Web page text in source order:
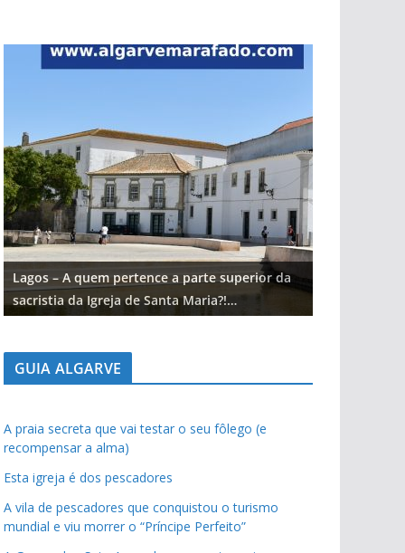
Lagos – A quem pertence a parte superior da
sacristia da Igreja de Santa Maria?!…
GUIA ALGARVE
A praia secreta que vai testar o seu fôlego (e
recompensar a alma)
Esta igreja é dos pescadores
A vila de pescadores que conquistou o turismo
mundial e viu morrer o “Príncipe Perfeito”